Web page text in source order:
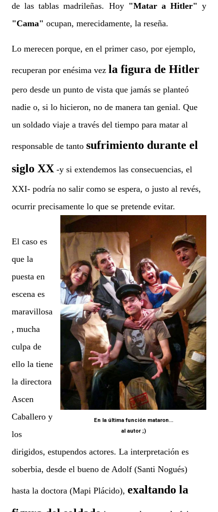
de las tablas madrileñas. Hoy "Matar a Hitler" y
"Cama" ocupan, merecidamente, la reseña.
Lo merecen porque, en el primer caso, por ejemplo,
recuperan por enésima vez la figura de Hitler
pero desde un punto de vista que jamás se planteó
nadie o, si lo hicieron, no de manera tan genial. Que
un soldado viaje a través del tiempo para matar al
responsable de tanto sufrimiento durante el
siglo XX -y si extendemos las consecuencias, el
XXI- podría no salir como se espera, o justo al revés,
ocurrir precisamente lo que se pretende evitar.
En la última función mataron...
al autor ;)
El caso es
que la
puesta en
escena es
maravillosa
, mucha
culpa de
ello la tiene
la directora
Ascen
Caballero y
los
dirigidos, estupendos actores. La interpretación es
soberbia, desde el bueno de Adolf (Santi Nogués)
hasta la doctora (Mapi Plácido), exaltando la